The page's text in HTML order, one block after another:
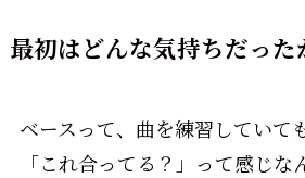
最初はどんな気持ちだった
ベースって、曲を練習していて
「これ合ってる？」って感じな